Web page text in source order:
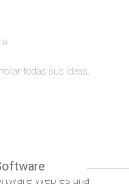
todas sus ideas.
Web es una